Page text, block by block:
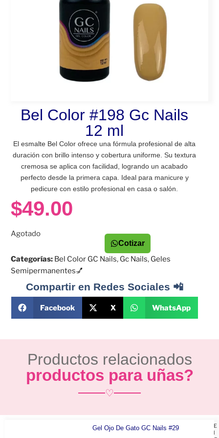
Bel Color #198 Gc Nails
12 ml
El esmalte Bel Color ofrece una fórmula profesional de alta
duración con brillo intenso y cobertura uniforme. Su textura
cremosa se aplica con facilidad, logrando un acabado
perfecto desde la primera capa. Ideal para manicure y
pedicure con estilo profesional en casa o salón.
$49.00
Agotado
Cotizar
Categorías: Bel Color GC Nails, Gc Nails, Geles
Semipermanentes💅
Compartir en Redes Sociales 📲
Facebook X WhatsApp
Productos relacionados
productos para uñas?
♡
Gel Ojo De Gato GC Nails #29
E
l